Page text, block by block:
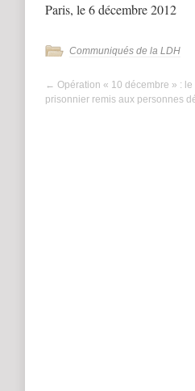
Paris, le 6 décembre 2012
Communiqués de la LDH
← Opération « 10 décembre » :
prisonnier remis aux personnes